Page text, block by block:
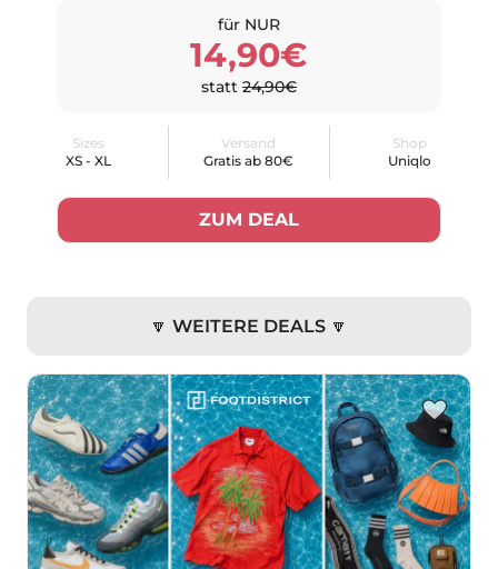
für NUR
14,90€
statt 24,90€
Sizes
XS - XL
Versand
Gratis ab 80€
Shop
Uniqlo
ZUM DEAL
🔽 WEITERE DEALS 🔽